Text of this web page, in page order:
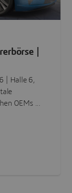
|
| Halle 6,
OEMs ...